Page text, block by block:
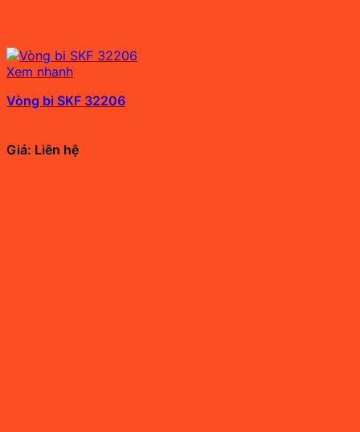
Xem nhanh
Vòng bi SKF 32206
Giá: Liên hệ